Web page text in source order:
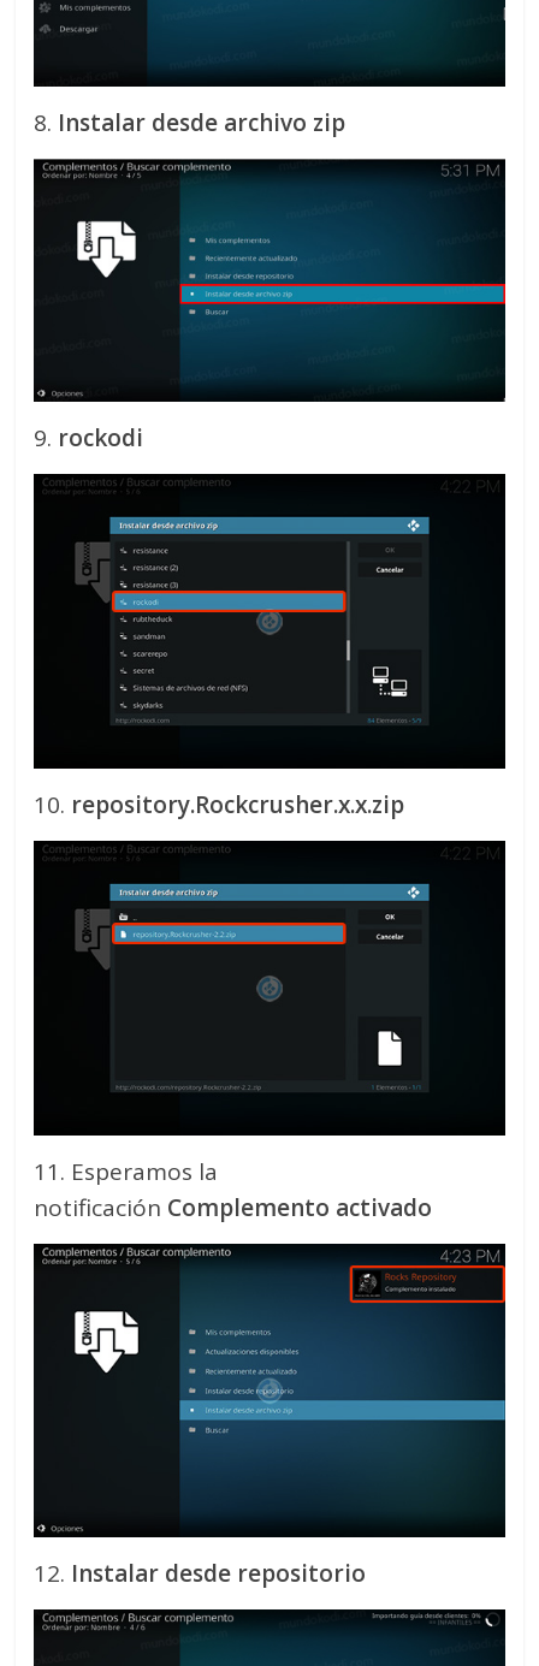
8. Instalar desde archivo zip
9. rockodi
10. repository.Rockcrusher.x.x.zip
11. Esperamos la
notificación Complemento activado
12. Instalar desde repositorio